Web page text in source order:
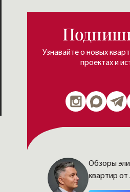
Узнавайте о новых
проектах и
Нажимая на кнопку, Вы
Обзоры
квартир